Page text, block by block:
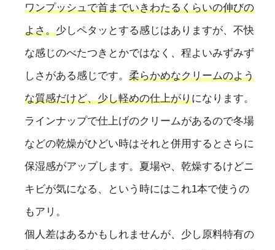
ワンプッシュで首までいきわたるくらいの伸びの
よさ。少しペタッとする感じはありますが、不快
な感じのべたつきとかではなく、程よいみずみず
しさがある感じです。 柔らかめなクリームのよう
な質感だけど、少し軽めの仕上がりになります。
ラインナップで仕上げのクリームがあるので冬場
などの乾燥がひどい時はそれと併用するとさらに
保湿感がアップします。夏場や、乾燥するけどニ
キビが気になる、という時にはこれ1本で使うの
もアリ。
個人差はあるかもしれませんが、少し原料特有の